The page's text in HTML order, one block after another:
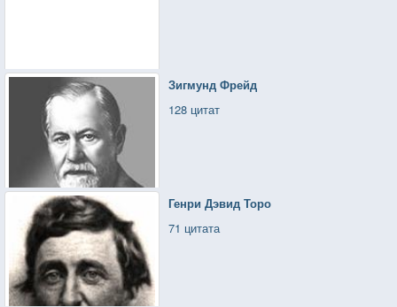
Зигмунд Фрейд
128 цитат
Генри Дэвид Торо
71 цитата